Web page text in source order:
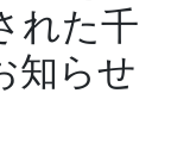
れた千
知らせ